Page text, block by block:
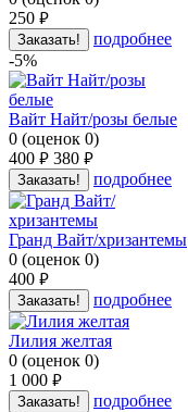
250 руб.
Заказать!
подробнее
-5%
Вайт Найт/розы белые
0 (оценок 0)
400 руб. 380 руб.
Заказать! подробнее
Гранд Вайт/хризантемы
0 (оценок 0)
400 руб.
Заказать! подробнее
Лилия желтая
0 (оценок 0)
1 000 руб.
Заказать!
подробнее